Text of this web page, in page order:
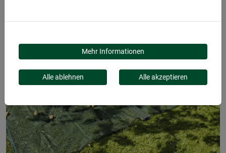
Mehr Informationen
Alle ablehnen Alle akzeptieren